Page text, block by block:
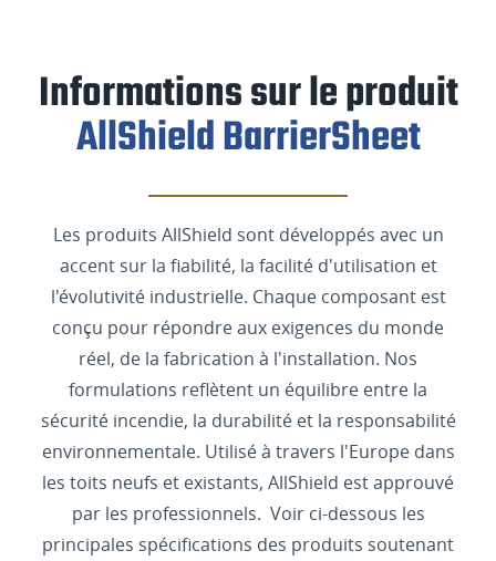
Informations sur le produit
AllShield BarrierSheet
Les produits AllShield sont développés avec un
accent sur la fiabilité, la facilité d'utilisation et
l'évolutivité industrielle. Chaque composant est
conçu pour répondre aux exigences du monde
réel, de la fabrication à l'installation. Nos
formulations reflètent un équilibre entre la
sécurité incendie, la durabilité et la responsabilité
environnementale. Utilisé à travers l'Europe dans
les toits neufs et existants, AllShield est approuvé
par les professionnels. Voir ci-dessous les
principales spécifications des produits soutenant